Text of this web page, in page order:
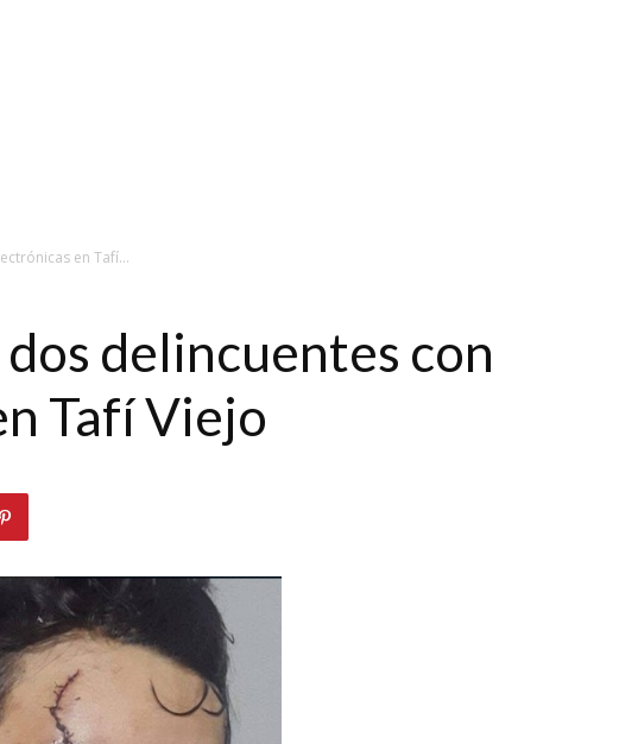
en Tafí...
delincuentes con
Tafí Viejo